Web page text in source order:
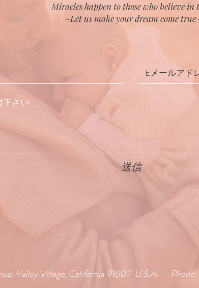
Miracles happen to those who believe in
~Let us make your dream come
送信
Valley Village, California 91607 U.S.A.